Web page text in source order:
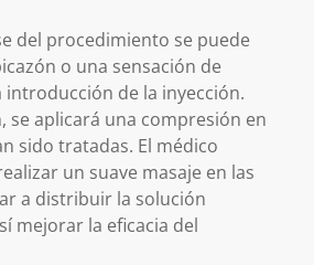
del procedimiento se puede
o una sensación de
de la inyección.
se aplicará una compresión en
sido tratadas. El médico
un suave masaje en las
a distribuir la solución
mejorar la eficacia del